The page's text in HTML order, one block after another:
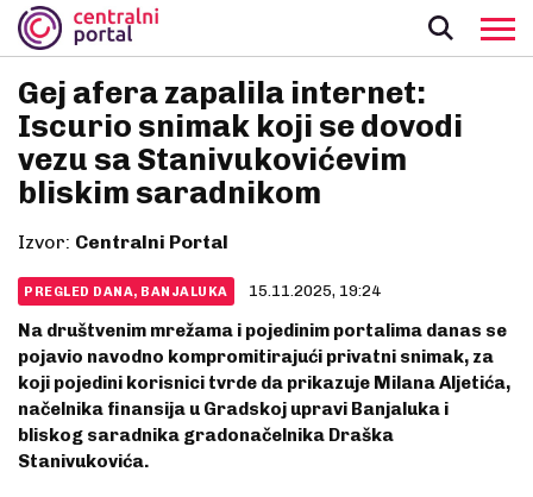
Gej afera zapalila internet:
Iscurio snimak koji se dovodi
vezu sa Stanivukovićevim
bliskim saradnikom
Izvor: Centralni Portal
PREGLED DANA, BANJALUKA 15.11.2025, 19:24
Na društvenim mrežama i pojedinim portalima danas se
pojavio navodno kompromitirajući privatni snimak, za
koji pojedini korisnici tvrde da prikazuje Milana Aljetića,
načelnika finansija u Gradskoj upravi Banjaluka i
bliskog saradnika gradonačelnika Draška
Stanivukovića.